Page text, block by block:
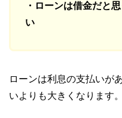
・ローンは借金だと
い
ローンは利息の支払いが
いよりも大きくなります。